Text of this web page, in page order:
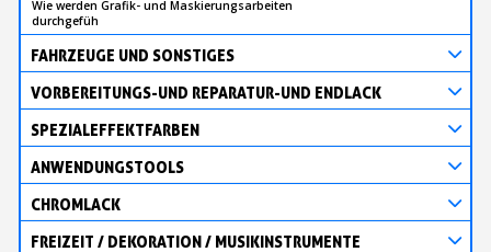
Wie werden Grafik- und Maskierungsarbeiten
durchgefüh
FAHRZEUGE UND SONSTIGES
VORBEREITUNGS-UND REPARATUR-UND ENDLACK
SPEZIALEFFEKTFARBEN
ANWENDUNGSTOOLS
CHROMLACK
FREIZEIT / DEKORATION / MUSIKINSTRUMENTE